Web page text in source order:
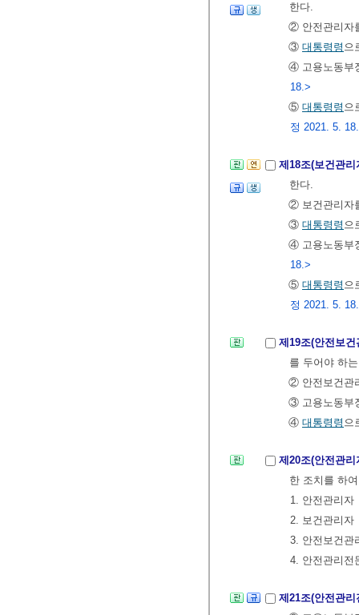
한다.
② 안전관리자
③ 대통령령 으
④ 고용노동부
18.>
⑤ 대통령령 으
정 2021. 5.
제18조(보건관
한다.
② 보건관리자
③ 대통령령 으
④ 고용노동부
18.>
⑤ 대통령령 으
정 2021. 5.
제19조(안전보
를 두어야 하
② 안전보건관
③ 고용노동부
④ 대통령령 으
제20조(안전관
한 조치를 하
1. 안전관리자
2. 보건관리자
3. 안전보건관
4. 안전관리전
제21조(안전관